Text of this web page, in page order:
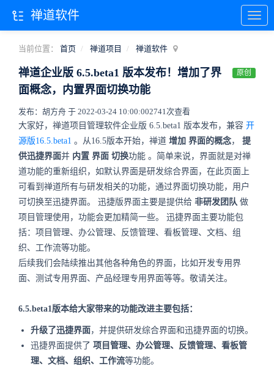
当前位置： 首页 禅道项目 禅道软件
禅道企业版 6.5.beta1 版本发布！增加了界
面概念，内置界面切换功能
原创
发布：胡方舟 于 2022-03-24 10:00:002741次查看
大家好，禅道项目管理软件企业版 6.5.beta1 版本发布，兼容 开
源版16.5.beta1 。从16.5版本开始，禅道 增加 界面的概念， 提
供迅捷界面并 内置 界面 切换功能 。简单来说，界面就是对禅
道功能的重新组织，如默认界面是研发综合界面，在此页面上
可看到禅道所有与研发相关的功能，通过界面切换功能，用户
可切换至迅捷界面。
迅捷版界面主要是提供给 非研发团队 做
项目管理使用，功能会更加精简一些。
迅捷界面主要功能包
括：项目管理、办公管理、反馈管理、看板管理、文档、组
织、工作流等功能。
后续我们会陆续推出其他各种角色的界面，比如开发专用界
面、测试专用界面、产品经理专用界面等等。敬请关注。
6.5.beta1版本给大家带来的功能改进主要包括：
升级了迅捷界面 ，并提供研发综合界面和迅捷界面的切换。
迅捷界面提供了 项目管理、办公管理、反馈管理、看板管
理、文档、组织、工作流等功能。
禅道软件